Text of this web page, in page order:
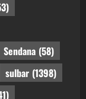
Sendana (58)
sulbar (1398)